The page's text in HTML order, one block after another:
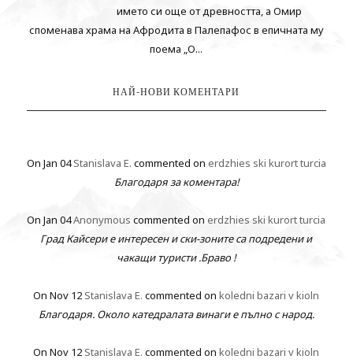
името си още от древността, а Омир
споменава храма на Афродита в Палепафос в епичната му
поема „О...
НАЙ-НОВИ КОМЕНТАРИ
On Jan 04Stanislava E. commented on erdzhies ski kurort turcia
Благодаря за коментара!
On Jan 04Anonymous commented onerdzhies ski kurort turcia
Град Кайсери е интересен и ски-зоните са подредени и
чакащи туристи .Браво !
On Nov 12 Stanislava E. commented onkoledni bazari v kioln
Благодаря. Около катедралата винаги е пълно с народ.
On Nov 12 Stanislava E. commented onkoledni bazari v kioln